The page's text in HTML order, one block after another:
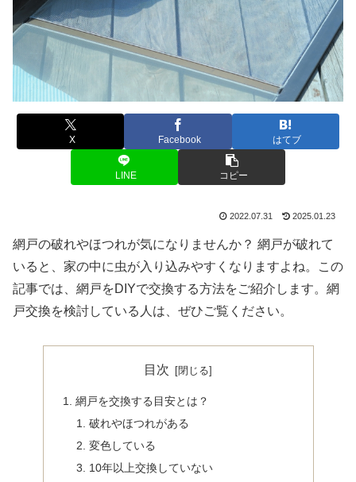
X Facebook はてブ
LINE コピー
2022.07.31 2025.01.23
網戸の破れやほつれが気になりませんか？ 網戸が破れて
いると、家の中に虫が入り込みやすくなりますよね。この
記事では、網戸をDIYで交換する方法をご紹介します。網
戸交換を検討している人は、ぜひご覧ください。
目次
網戸を交換する目安とは？
破れやほつれがある
変色している
10年以上交換していない